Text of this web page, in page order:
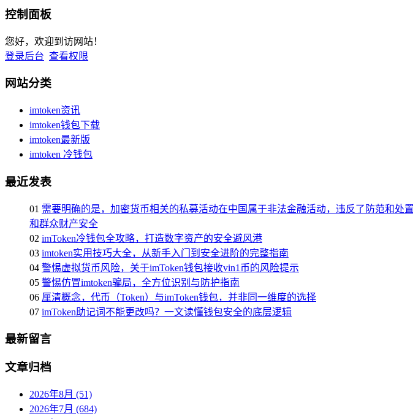
控制面板
您好，欢迎到访网站！
登录后台 查看权限
网站分类
imtoken资讯
imtoken钱包下载
imtoken最新版
imtoken 冷钱包
最近发表
01 需要明确的是，加密货币相关的私募活动在中国属于非法金融活动，违反了防范和
和群众财产安全
02 imToken冷钱包全攻略，打造数字资产的安全避风港
03 imtoken实用技巧大全，从新手入门到安全进阶的完整指南
04 警惕虚拟货币风险，关于imToken钱包接收vin1币的风险提示
05 警惕仿冒imtoken骗局，全方位识别与防护指南
06 厘清概念，代币（Token）与imToken钱包，并非同一维度的选择
07 imToken助记词不能更改吗？一文读懂钱包安全的底层逻辑
最新留言
文章归档
2026年8月 (51)
2026年7月 (684)